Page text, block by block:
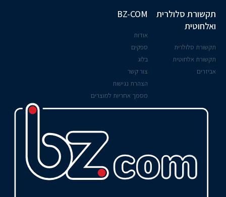
תקשורת סלולרית
ואלחוטית
תקשורת סלולרית
תקשורת אלחוטית
אביזרים
BZ-COM
אודות
ספקים
בלוג
צור קשר
הצהרת נגישות
מסמך אחריות למוצרים